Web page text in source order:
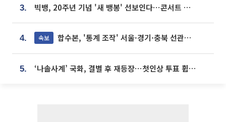
3. 빅뱅, 20주년 기념 '새 뱅봉' 선보인다⋯콘서트 앞두고 팝업 개최
4. 속보 합수본, '통계 조작' 서울·경기·충북 선관위 등 추가 압수수색
5. ‘나솔사계’ 국화, 결별 후 재등장⋯첫인상 투표 휩쓸고 ‘인기녀’ 등극